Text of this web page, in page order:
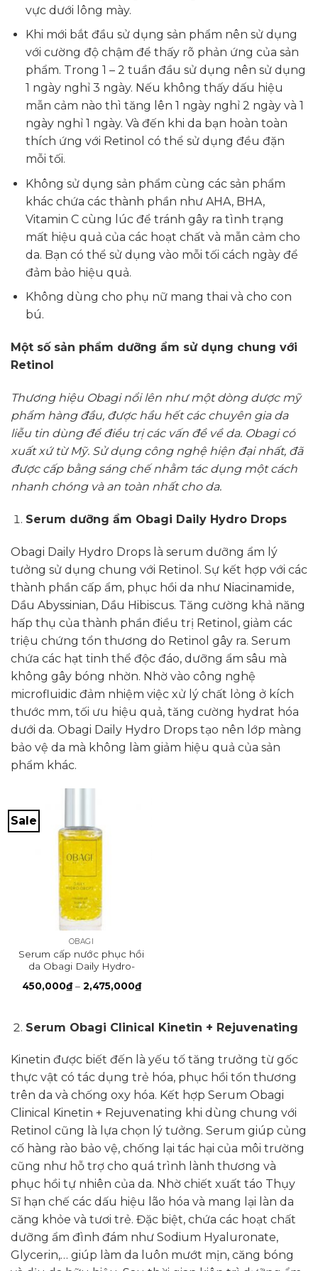
vực dưới lông mày.
Khi mới bắt đầu sử dụng sản phẩm nên sử dụng
với cường độ chậm để thấy rõ phản ứng của sản
phẩm. Trong 1 – 2 tuần đầu sử dụng nên sử dụng
1 ngày nghỉ 3 ngày. Nếu không thấy dấu hiệu
mẫn cảm nào thì tăng lên 1 ngày nghỉ 2 ngày và 1
ngày nghỉ 1 ngày. Và đến khi da bạn hoàn toàn
thích ứng với Retinol có thể sử dụng đều đặn
mỗi tối.
Không sử dụng sản phẩm cùng các sản phẩm
khác chứa các thành phần như AHA, BHA,
Vitamin C cùng lúc để tránh gây ra tình trạng
mất hiệu quả của các hoạt chất và mẫn cảm cho
da. Bạn có thể sử dụng vào mỗi tối cách ngày để
đảm bảo hiệu quả.
Không dùng cho phụ nữ mang thai và cho con
bú.
Một số sản phẩm dưỡng ẩm sử dụng chung với
Retinol
Thương hiệu Obagi nổi lên như một dòng dược mỹ
phẩm hàng đầu, được hầu hết các chuyên gia da
liễu tin dùng để điều trị các vấn đề về da. Obagi có
xuất xứ từ Mỹ. Sử dụng công nghệ hiện đại nhất, đã
được cấp bằng sáng chế nhằm tác dụng một cách
nhanh chóng và an toàn nhất cho da.
Serum dưỡng ẩm Obagi Daily Hydro Drops
Obagi Daily Hydro Drops là serum dưỡng ẩm lý
tưởng sử dụng chung với Retinol. Sự kết hợp với các
thành phần cấp ẩm, phục hồi da như Niacinamide,
Dầu Abyssinian, Dầu Hibiscus. Tăng cường khả năng
hấp thụ của thành phần điều trị Retinol, giảm các
triệu chứng tổn thương do Retinol gây ra. Serum
chứa các hạt tinh thể độc đáo, dưỡng ẩm sâu mà
không gây bóng nhờn. Nhờ vào công nghệ
microfluidic đảm nhiệm việc xử lý chất lỏng ở kích
thước mm, tối ưu hiệu quả, tăng cường hydrat hóa
dưới da. Obagi Daily Hydro Drops tạo nên lớp màng
bảo vệ da mà không làm giảm hiệu quả của sản
phẩm khác.
Sale
OBAGI
Serum cấp nước phục hồi
da Obagi Daily Hydro-
450,000₫ – 2,475,000₫Khoảng
giá:
đến
2,475,000₫
Serum Obagi Clinical Kinetin + Rejuvenating
Kinetin được biết đến là yếu tố tăng trưởng từ gốc
thực vật có tác dụng trẻ hóa, phục hồi tổn thương
trên da và chống oxy hóa. Kết hợp Serum Obagi
Clinical Kinetin + Rejuvenating khi dùng chung với
Retinol cũng là lựa chọn lý tưởng. Serum giúp củng
cố hàng rào bảo vệ, chống lại tác hại của môi trường
cũng như hỗ trợ cho quá trình lành thương và
phục hồi tự nhiên của da. Nhờ chiết xuất táo Thụy
Sĩ hạn chế các dấu hiệu lão hóa và mang lại làn da
căng khỏe và tươi trẻ. Đặc biệt, chứa các hoạt chất
dưỡng ẩm đình đám như Sodium Hyaluronate,
Glycerin,… giúp làm da luôn mướt mịn, căng bóng